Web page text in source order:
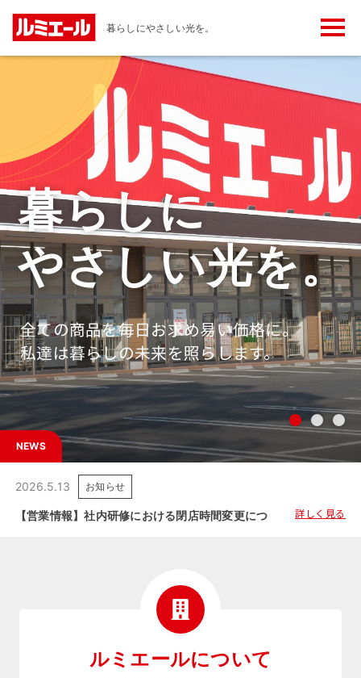
暮らしにやさしい光を。
メ
ニ
ー
ン
暮らしに
やさしい光を。
全ての商品を毎日お求め易い価格に。
私達は暮らしの未来を照らします。
NEWS
2026.5.13 お知らせ
【営業情報】社内研修における閉店時間変更につきましてのご案内
詳しく見る
ルミエールについて